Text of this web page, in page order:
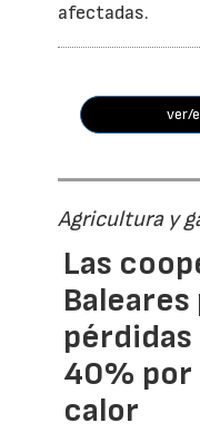
afectadas.
ver/
Agricultura y
Las
pérdidas
40% por
calor